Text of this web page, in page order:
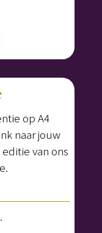
op A4
naar jouw
van ons